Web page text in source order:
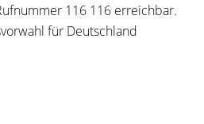
116 116 erreichbar.
für Deutschland